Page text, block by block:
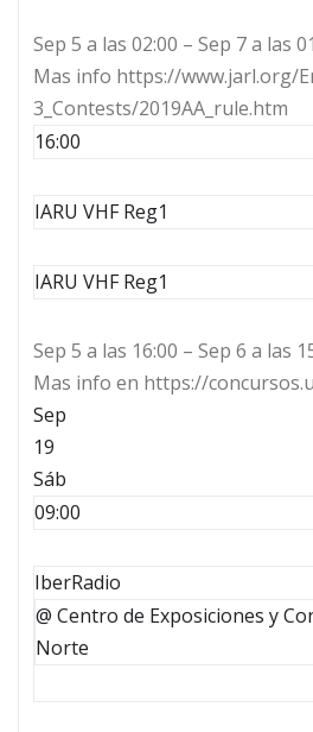
Sep 5 a las 02:00 – Sep 7 a las
Mas info https://www.jarl.org/
3_Contests/2019AA_rule.htm
16:00
IARU VHF Reg1
IARU VHF Reg1
Sep 5 a las 16:00 – Sep 6 a las
Mas info en https://
Sep
19
Sáb
09:00
IberRadio
@ Centro de Exposiciones y
Norte